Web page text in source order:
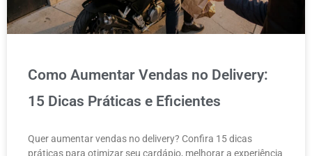
Como Aumentar Vendas no Delivery:
15 Dicas Práticas e Eficientes
Quer aumentar vendas no delivery? Confira 15 dicas
práticas para otimizar seu cardápio, melhorar a experiência